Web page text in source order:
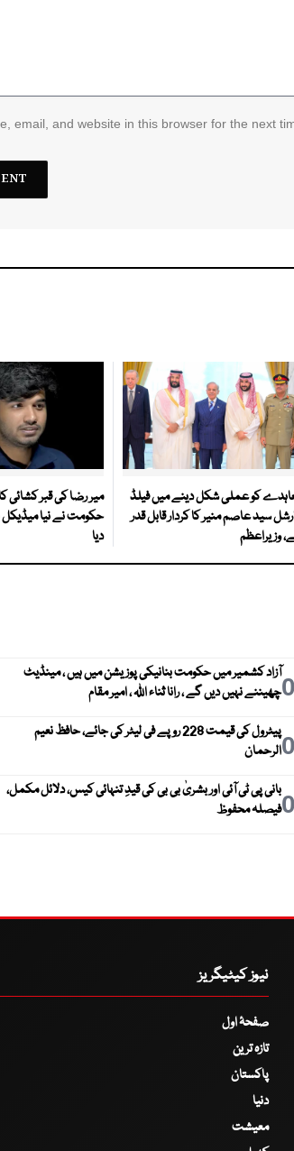
email, and website in this browser for the next
کو عملی شکل دینے میں فیلڈ
سید عاصم منیر کا کردار قابل قدر
وزیراعظم
میر رضا کی قبر کشائی
حکومت نے نیا
دیا
آزاد کشمیر میں حکومت بنانیکی پوزیشن میں ہیں ، مینڈیٹ
چھیننے نہیں دیں گے ، رانا ثناء اللہ ، امیر مقام
پیٹرول کی قیمت 228 روپے فی لیٹر کی جائے، حافظ نعیم
الرحمان
بانی پی ٹی آئی اور بشریٰ بی بی کی قیدِ تنہائی کیس، دلائل مکمل،
فیصلہ محفوظ
نیوز کیٹیگریز
صفحۂ اول
تازہ ترین
پاکستان
دنیا
معیشت